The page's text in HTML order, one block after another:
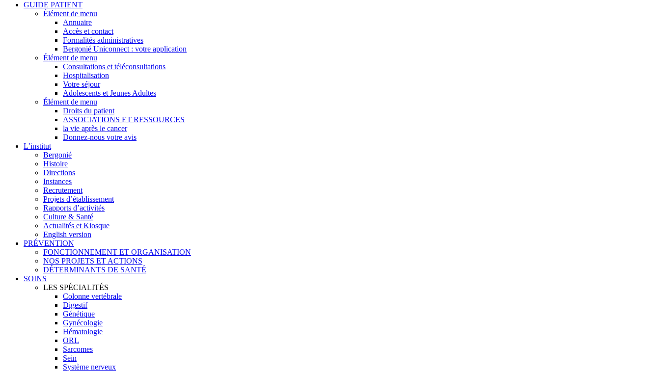
GUIDE PATIENT
Élément de menu
Annuaire
Accès et contact
Formalités administratives
Bergonié Uniconnect : votre application
Élément de menu
Consultations et téléconsultations
Hospitalisation
Votre séjour
Adolescents et Jeunes Adultes
Élément de menu
Droits du patient
ASSOCIATIONS ET RESSOURCES
la vie après le cancer
Donnez-nous votre avis
L’institut
Bergonié
Histoire
Directions
Instances
Recrutement
Projets d’établissement
Rapports d’activités
Culture & Santé
Actualités et Kiosque
English version
PRÉVENTION
FONCTIONNEMENT ET ORGANISATION
NOS PROJETS ET ACTIONS
DÉTERMINANTS DE SANTÉ
SOINS
LES SPÉCIALITÉS
Colonne vertébrale
Digestif
Génétique
Gynécologie
Hématologie
ORL
Sarcomes
Sein
Système nerveux